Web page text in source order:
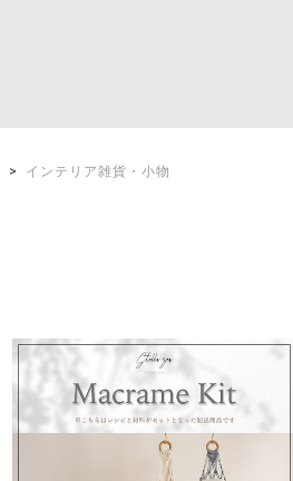
インテリア雑貨・小物